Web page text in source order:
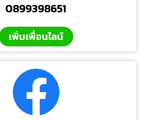
0899398651
เพิ่มเพื่อนไลน์